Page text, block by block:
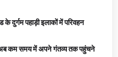
दुर्गम पहाड़ी इलाकों में परिवहन
अब कम समय में अपने गंतव्य तक पहुंचने